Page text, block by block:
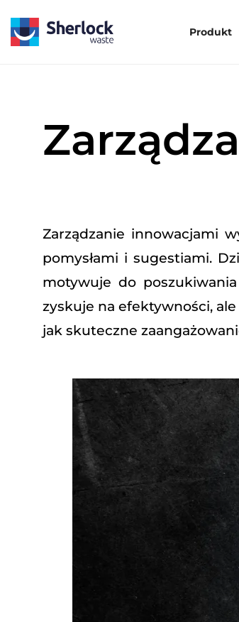
Produkt
Zarządzanie innowacjami
pomysłami i sugestiami.
motywuje do
zyskuje na efektywności,
jak skuteczne